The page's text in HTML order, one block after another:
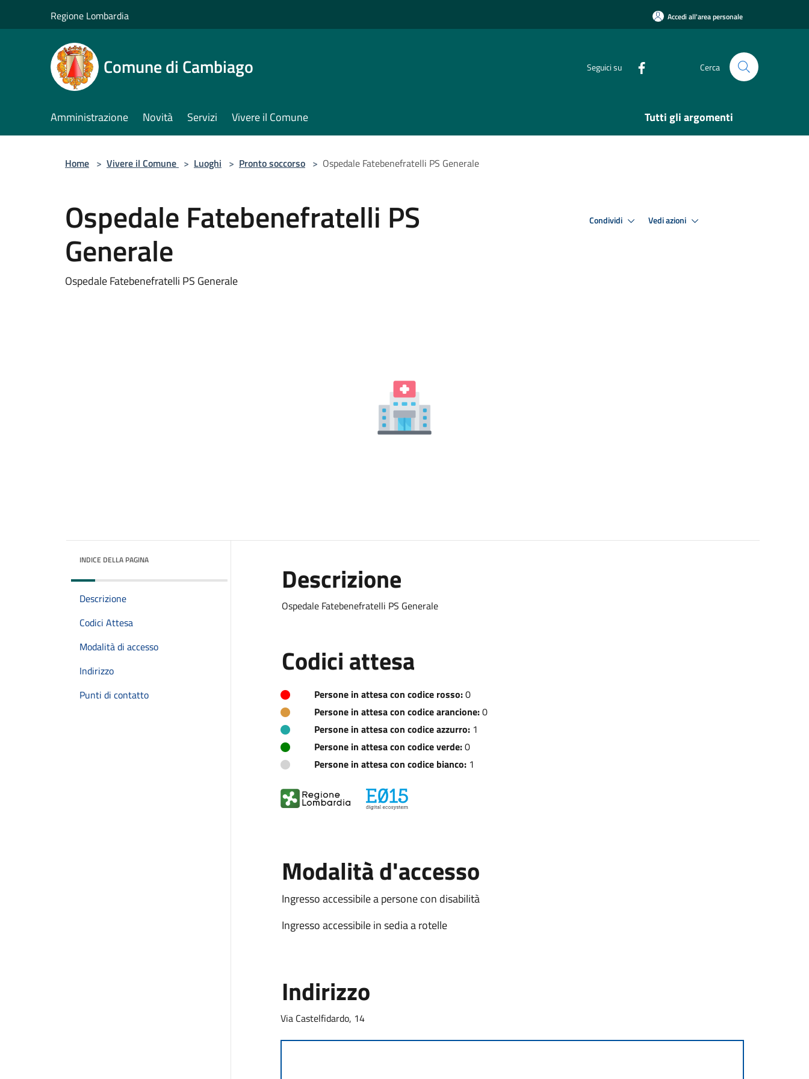
Regione Lombardia Accedi all'area personale
Comune di Cambiago Seguici su Cerca
Amministrazione Novità Servizi Vivere il Comune Tutti gli argomenti
Home > Vivere il Comune > Luoghi > Pronto soccorso > Ospedale Fatebenefratelli PS Generale
Ospedale Fatebenefratelli PS
Generale
Ospedale Fatebenefratelli PS Generale
Condividi Vedi azioni
INDICE DELLA PAGINA
Descrizione
Codici Attesa
Modalità di accesso
Indirizzo
Punti di contatto
Descrizione
Ospedale Fatebenefratelli PS Generale
Codici attesa
Persone in attesa con codice rosso:0
Persone in attesa con codice arancione:0
Persone in attesa con codice azzurro:1
Persone in attesa con codice verde:0
Persone in attesa con codice bianco:1
Modalità d'accesso
Ingresso accessibile a persone con disabilità
Ingresso accessibile in sedia a rotelle
Indirizzo
Via Castelfidardo, 14